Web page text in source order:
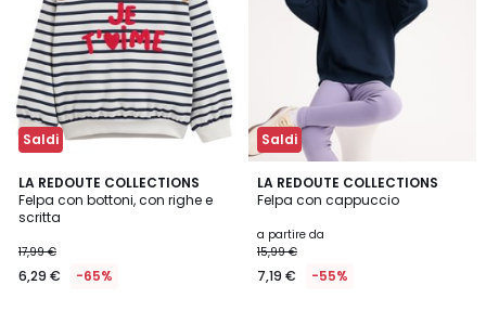
Saldi
LA REDOUTE COLLECTIONS
Felpa con bottoni, con righe e
scritta
€
Invece
17,99 €
6,29 € -65%
4,8
/ 5
Saldi
LA REDOUTE COLLECTIONS
Felpa con cappuccio
a partire da
15,99 €
7,19 € -55%
4,4
/ 5
4
Colori